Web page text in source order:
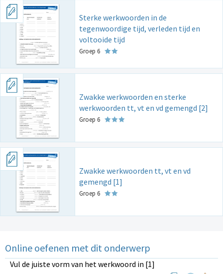
Sterke werkwoorden in de
tegenwoordige tijd, verleden tijd en
voltooide tijd
Groep 6
Zwakke werkwoorden en sterke
werkwoorden tt, vt en vd gemengd [2]
Groep 6
Zwakke werkwoorden tt, vt en vd
gemengd [1]
Groep 6
Online oefenen met dit onderwerp
Vul de juiste vorm van het werkwoord in [1]